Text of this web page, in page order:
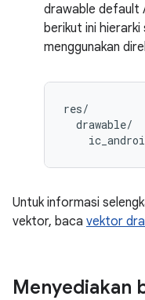
drawable default
berikut ini
menggunakan
res/
  drawable/
Untuk informasi
vektor, baca vektor
Menyediakan